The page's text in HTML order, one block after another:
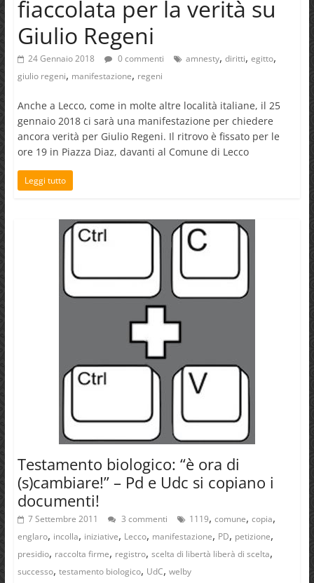
fiaccolata per la verità su
Giulio Regeni
24 Gennaio 2018 0 commenti amnesty, diritti, egitto,
giulio regeni, manifestazione, regeni
Anche a Lecco, come in molte altre località italiane, il 25
gennaio 2018 ci sarà una manifestazione per chiedere
ancora verità per Giulio Regeni. Il ritrovo è fissato per le
ore 19 in Piazza Diaz, davanti al Comune di Lecco
Leggi tutto
Testamento biologico: “è ora di
(s)cambiare!” – Pd e Udc si copiano i
documenti!
7 Settembre 2011 3 commenti 1119, comune, copia,
englaro, incolla, iniziative, Lecco, manifestazione, PD, petizione,
presidio, raccolta firme, registro, scelta di libertà liberà di scelta,
successo, testamento biologico, UdC, welby